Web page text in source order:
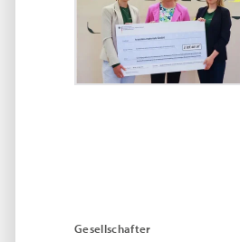
Gesellschafter